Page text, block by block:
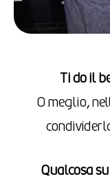
Ti do il
O meglio,
Qualcosa